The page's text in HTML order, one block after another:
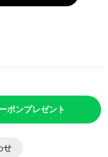
ポンプレゼント
せ